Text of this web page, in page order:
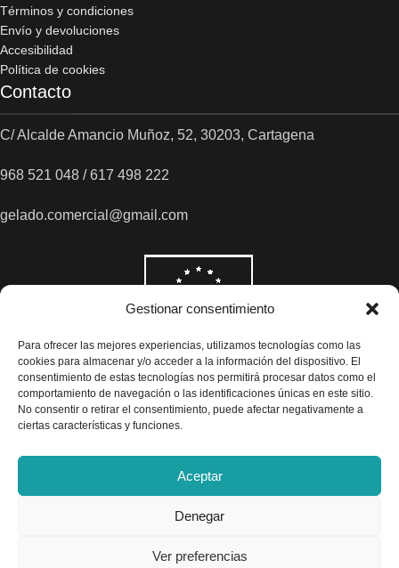
Gestionar consentimiento
Para ofrecer las mejores experiencias, utilizamos tecnologías como las
cookies para almacenar y/o acceder a la información del dispositivo. El
consentimiento de estas tecnologías nos permitirá procesar datos como el
comportamiento de navegación o las identificaciones únicas en este sitio.
No consentir o retirar el consentimiento, puede afectar negativamente a
ciertas características y funciones.
Aceptar
Denegar
Ver preferencias
Términos y condiciones
Envío y devoluciones
Accesibilidad
Política de cookies
Contacto
C/ Alcalde Amancio Muñoz, 52, 30203, Cartagena
968 521 048 / 617 498 222
gelado.comercial@gmail.com